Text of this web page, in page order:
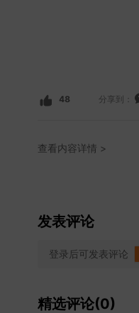
48 分享到：
查看内容详情 >
发表评论
登录后可发表评论
精选评论(0)